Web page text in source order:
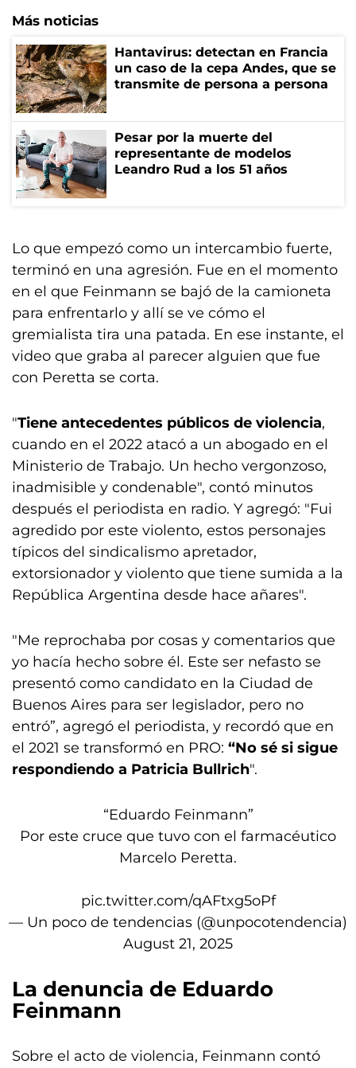
Más noticias
Hantavirus: detectan en Francia
un caso de la cepa Andes, que se
transmite de persona a persona
Pesar por la muerte del
representante de modelos
Leandro Rud a los 51 años
Lo que empezó como un intercambio fuerte,
terminó en una agresión. Fue en el momento
en el que Feinmann se bajó de la camioneta
para enfrentarlo y allí se ve cómo el
gremialista tira una patada. En ese instante, el
video que graba al parecer alguien que fue
con Peretta se corta.
"Tiene antecedentes públicos de violencia,
cuando en el 2022 atacó a un abogado en el
Ministerio de Trabajo. Un hecho vergonzoso,
inadmisible y condenable", contó minutos
después el periodista en radio. Y agregó: "Fui
agredido por este violento, estos personajes
típicos del sindicalismo apretador,
extorsionador y violento que tiene sumida a la
República Argentina desde hace añares".
"Me reprochaba por cosas y comentarios que
yo hacía hecho sobre él. Este ser nefasto se
presentó como candidato en la Ciudad de
Buenos Aires para ser legislador, pero no
entró”, agregó el periodista, y recordó que en
el 2021 se transformó en PRO: “No sé si sigue
respondiendo a Patricia Bullrich".
“Eduardo Feinmann”
Por este cruce que tuvo con el farmacéutico
Marcelo Peretta.
pic.twitter.com/qAFtxg5oPf
— Un poco de tendencias (@unpocotendencia)
August 21, 2025
La denuncia de Eduardo
Feinmann
Sobre el acto de violencia, Feinmann contó